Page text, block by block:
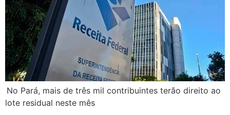
No Pará, mais de três mil contribuintes terão direito ao
lote residual neste mês